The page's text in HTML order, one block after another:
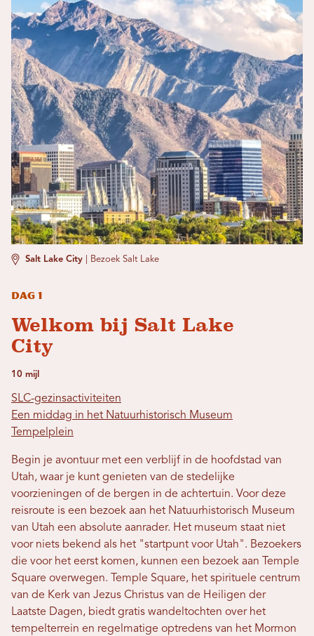
Salt Lake City Bezoek Salt Lake
Dag 1
Welkom bij Salt Lake
City
10 mijl
SLC-gezinsactiviteiten
Een middag in het Natuurhistorisch Museum
Tempelplein
Begin je avontuur met een verblijf in de hoofdstad van
Utah, waar je kunt genieten van de stedelijke
voorzieningen of de bergen in de achtertuin. Voor deze
reisroute is een bezoek aan het Natuurhistorisch Museum
van Utah een absolute aanrader. Het museum staat niet
voor niets bekend als het "startpunt voor Utah". Bezoekers
die voor het eerst komen, kunnen een bezoek aan Temple
Square overwegen. Temple Square, het spirituele centrum
van de Kerk van Jezus Christus van de Heiligen der
Laatste Dagen, biedt gratis wandeltochten over het
tempelterrein en regelmatige optredens van het Mormon